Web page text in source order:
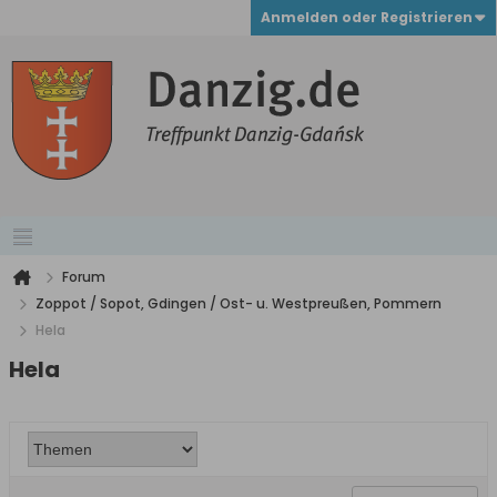
Anmelden oder Registrieren
Forum
Zoppot / Sopot, Gdingen / Ost- u. Westpreußen, Pommern
Hela
Hela